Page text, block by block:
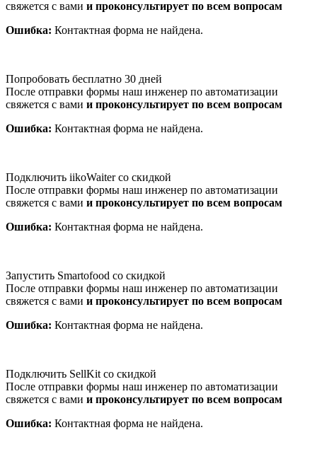
свяжется с вами и проконсультирует по всем вопросам
Ошибка: Контактная форма не найдена.
Попробовать бесплатно 30 дней
После отправки формы наш инженер по автоматизации
свяжется с вами и проконсультирует по всем вопросам
Ошибка: Контактная форма не найдена.
Подключить iikoWaiter со скидкой
После отправки формы наш инженер по автоматизации
свяжется с вами и проконсультирует по всем вопросам
Ошибка: Контактная форма не найдена.
Запустить Smartofood со скидкой
После отправки формы наш инженер по автоматизации
свяжется с вами и проконсультирует по всем вопросам
Ошибка: Контактная форма не найдена.
Подключить SellKit со скидкой
После отправки формы наш инженер по автоматизации
свяжется с вами и проконсультирует по всем вопросам
Ошибка: Контактная форма не найдена.